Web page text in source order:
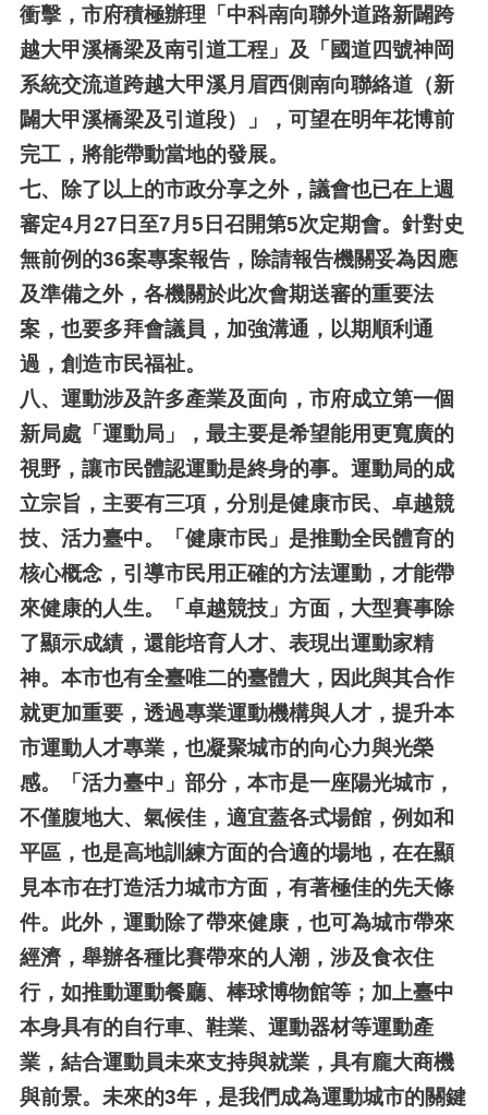
衝擊，市府積極辦理「中科南向聯外道路新闢跨
越大甲溪橋梁及南引道工程」及「國道四號神岡
系統交流道跨越大甲溪月眉西側南向聯絡道（新
闢大甲溪橋梁及引道段）」，可望在明年花博前
完工，將能帶動當地的發展。
七、 除了以上的市政分享之外，議會也已在上週
審定4月27日至7月5日召開第5次定期會。針對史
無前例的36案專案報告，除請報告機關妥為因應
及準備之外，各機關於此次會期送審的重要法
案，也要多拜會議員，加強溝通，以期順利通
過，創造市民福祉。
八、 運動涉及許多產業及面向，市府成立第一個
新局處「運動局」，最主要是希望能用更寬廣的
視野，讓市民體認運動是終身的事。運動局的成
立宗旨，主要有三項，分別是健康市民、卓越競
技、活力臺中。「健康市民」是推動全民體育的
核心概念，引導市民用正確的方法運動，才能帶
來健康的人生。「卓越競技」方面，大型賽事除
了顯示成績，還能培育人才、表現出運動家精
神。本市也有全臺唯二的臺體大，因此與其合作
就更加重要，透過專業運動機構與人才，提升本
市運動人才專業，也凝聚城市的向心力與光榮
感。「活力臺中」部分，本市是一座陽光城市，
不僅腹地大、氣候佳，適宜蓋各式場館，例如和
平區，也是高地訓練方面的合適的場地，在在顯
見本市在打造活力城市方面，有著極佳的先天條
件。此外，運動除了帶來健康，也可為城市帶來
經濟，舉辦各種比賽帶來的人潮，涉及食衣住
行，如推動運動餐廳、棒球博物館等；加上臺中
本身具有的自行車、鞋業、運動器材等運動產
業，結合運動員未來支持與就業，具有龐大商機
與前景。未來的3年，是我們成為運動城市的關鍵